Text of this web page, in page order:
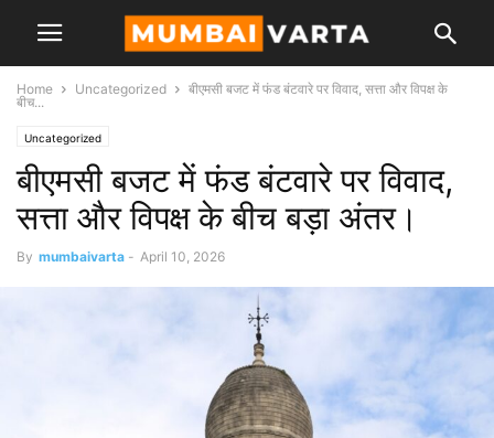
Home Uncategorized
बीएमसी बजट में फंड बंटवारे पर विवाद, सत्ता और विपक्ष के
बीच...
Uncategorized
बीएमसी बजट में फंड बंटवारे पर विवाद,
सत्ता और विपक्ष के बीच बड़ा अंतर।
By mumbaivarta - April 10, 2026